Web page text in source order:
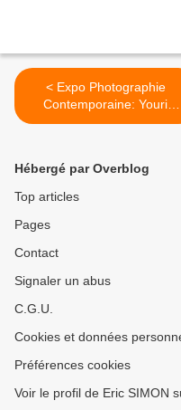
< Expo Photographie
Contemporaine: Youri
Lenquette « Kurt COBAIN –
Hébergé par Overblog
Top articles
Pages
Contact
Signaler un abus
C.G.U.
Cookies et données
Préférences cookies
Voir le profil de Eric SIMON